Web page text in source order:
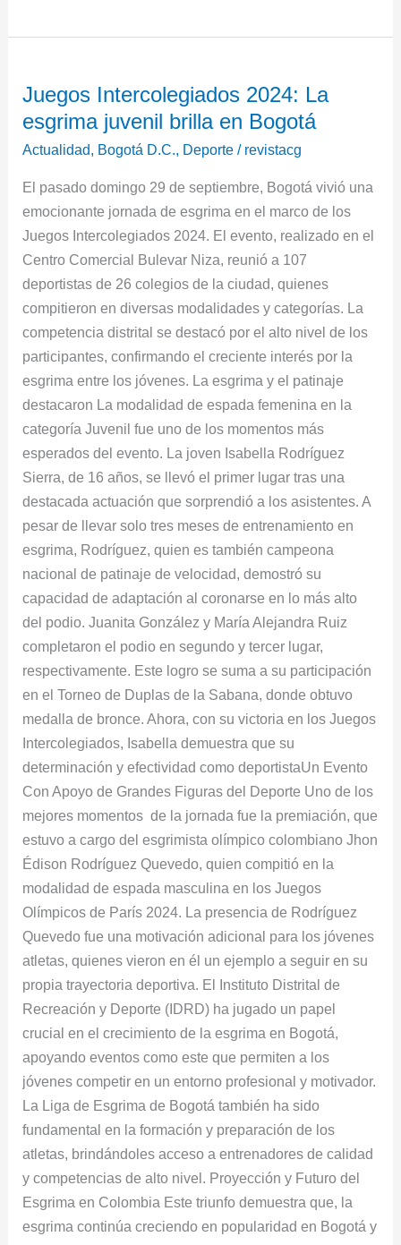
Juegos Intercolegiados 2024: La
esgrima juvenil brilla en Bogotá
Actualidad, Bogotá D.C., Deporte / revistacg
El pasado domingo 29 de septiembre, Bogotá vivió una
emocionante jornada de esgrima en el marco de los
Juegos Intercolegiados 2024. El evento, realizado en el
Centro Comercial Bulevar Niza, reunió a 107
deportistas de 26 colegios de la ciudad, quienes
compitieron en diversas modalidades y categorías. La
competencia distrital se destacó por el alto nivel de los
participantes, confirmando el creciente interés por la
esgrima entre los jóvenes. La esgrima y el patinaje
destacaron La modalidad de espada femenina en la
categoría Juvenil fue uno de los momentos más
esperados del evento. La joven Isabella Rodríguez
Sierra, de 16 años, se llevó el primer lugar tras una
destacada actuación que sorprendió a los asistentes. A
pesar de llevar solo tres meses de entrenamiento en
esgrima, Rodríguez, quien es también campeona
nacional de patinaje de velocidad, demostró su
capacidad de adaptación al coronarse en lo más alto
del podio. Juanita González y María Alejandra Ruiz
completaron el podio en segundo y tercer lugar,
respectivamente. Este logro se suma a su participación
en el Torneo de Duplas de la Sabana, donde obtuvo
medalla de bronce. Ahora, con su victoria en los Juegos
Intercolegiados, Isabella demuestra que su
determinación y efectividad como deportistaUn Evento
Con Apoyo de Grandes Figuras del Deporte Uno de los
mejores momentos de la jornada fue la premiación, que
estuvo a cargo del esgrimista olímpico colombiano Jhon
Édison Rodríguez Quevedo, quien compitió en la
modalidad de espada masculina en los Juegos
Olímpicos de París 2024. La presencia de Rodríguez
Quevedo fue una motivación adicional para los jóvenes
atletas, quienes vieron en él un ejemplo a seguir en su
propia trayectoria deportiva. El Instituto Distrital de
Recreación y Deporte (IDRD) ha jugado un papel
crucial en el crecimiento de la esgrima en Bogotá,
apoyando eventos como este que permiten a los
jóvenes competir en un entorno profesional y motivador.
La Liga de Esgrima de Bogotá también ha sido
fundamental en la formación y preparación de los
atletas, brindándoles acceso a entrenadores de calidad
y competencias de alto nivel. Proyección y Futuro del
Esgrima en Colombia Este triunfo demuestra que, la
esgrima continúa creciendo en popularidad en Bogotá y
Intercolegiados
2024:
La
juvenil
brilla
en
Bogotá